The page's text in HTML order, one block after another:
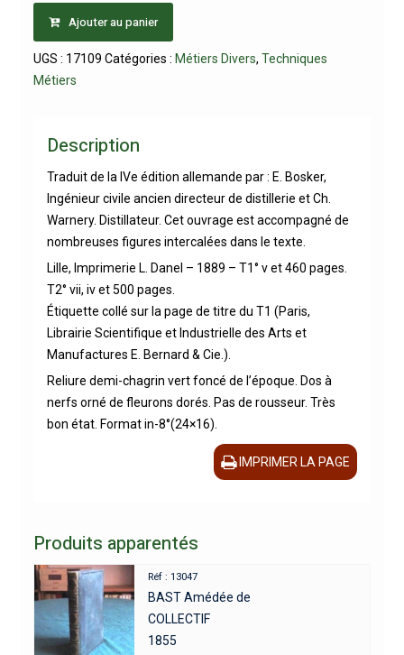
Ajouter au panier
UGS : 17109 Catégories : Métiers Divers, Techniques
Métiers
Description
Traduit de la IVe édition allemande par : E. Bosker,
Ingénieur civile ancien directeur de distillerie et Ch.
Warnery. Distillateur. Cet ouvrage est accompagné de
nombreuses figures intercalées dans le texte.
Lille, Imprimerie L. Danel – 1889 – T1° v et 460 pages.
T2° vii, iv et 500 pages.
Étiquette collé sur la page de titre du T1 (Paris,
Librairie Scientifique et Industrielle des Arts et
Manufactures E. Bernard & Cie.).
Reliure demi-chagrin vert foncé de l’époque. Dos à
nerfs orné de fleurons dorés. Pas de rousseur. Très
bon état. Format in-8°(24×16).
IMPRIMER LA PAGE
Produits apparentés
Réf : 13047
BAST Amédée de
COLLECTIF
1855